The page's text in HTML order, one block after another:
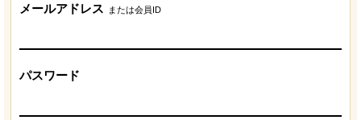
メールアドレス または会員ID
パスワード